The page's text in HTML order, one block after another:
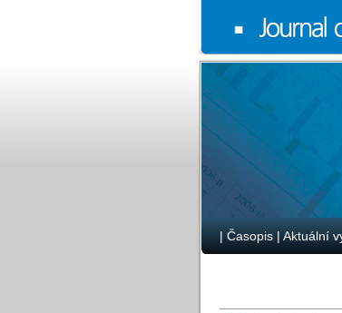
| Časopis | Aktuální